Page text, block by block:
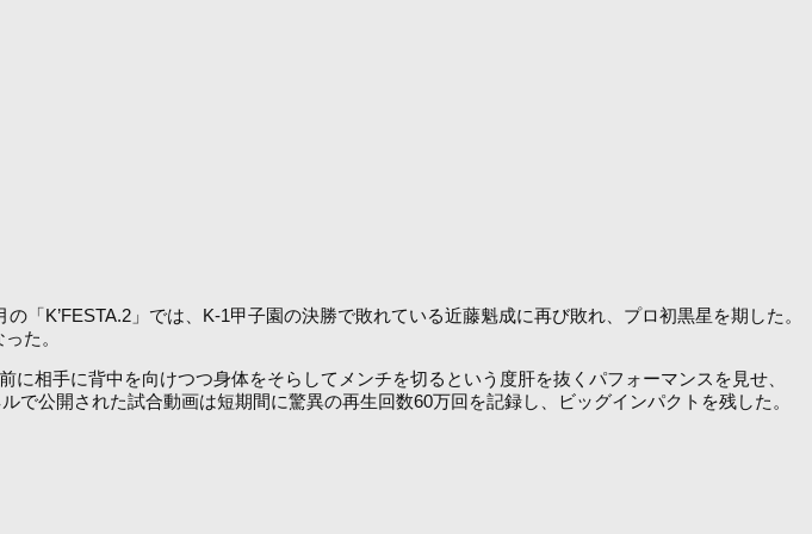
K’FESTA.2」では、K-1甲子園の決勝で敗れている近藤魁成に再び敗れ、プロ初黒星を期した。
た。
相手に背中を向けつつ身体をそらしてメンチを切るという度肝を抜くパフォーマンスを見せ、
公開された試合動画は短期間に驚異の再生回数60万回を記録し、ビッグインパクトを残した。